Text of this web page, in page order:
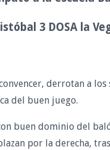
3 DOSA la
derrotan a
del buen juego.
buen dominio del
por la derecha,